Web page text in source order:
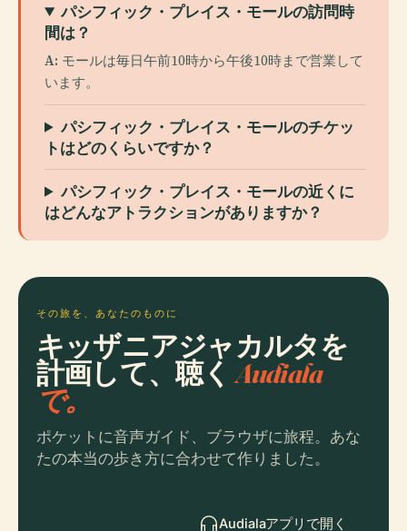
パシフィック・プレイス・モールの訪問時
間は？
A: モールは毎日午前10時から午後10時まで営業して
います。
パシフィック・プレイス・モールのチケッ
トはどのくらいですか？
パシフィック・プレイス・モールの近くに
はどんなアトラクションがありますか？
その旅を、あなたのものに
キッザニアジャカルタを
計画して、聴く Audiala
で。
ポケットに音声ガイド、ブラウザに旅程。あな
たの本当の歩き方に合わせて作りました。
Audialaアプリで開く